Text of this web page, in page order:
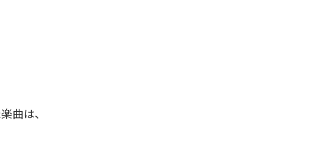
曲は、